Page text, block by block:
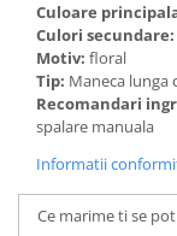
Culoare
Culori secundare:
Motiv: floral
Tip: Maneca lunga
Recomandari
spalare manuala
Informatii
Ce marime ti se